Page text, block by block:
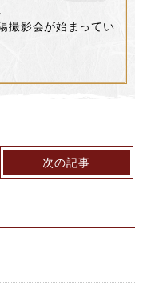
撮影会が始まってい
次の記事